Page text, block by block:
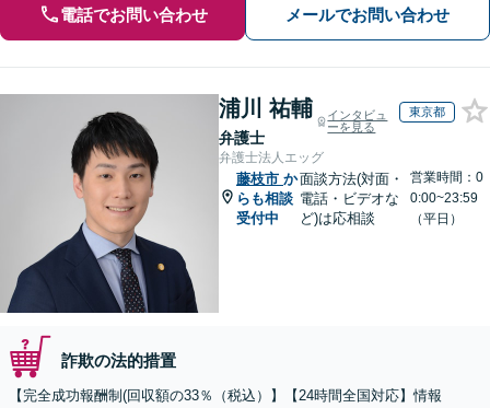
電話でお問い合わせ メールでお問い合わせ
浦川 祐輔
弁護士
インタビュ
ーを見る
東京都
弁護士法人エッグ
藤枝市 か
らも相談
受付中
面談方法(対面・
電話・ビデオな
ど)は応相談
営業時間：0
0:00~23:59
（平日）
詐欺の法的措置
【完全成功報酬制(回収額の33％（税込）】【24時間全国対応】情報